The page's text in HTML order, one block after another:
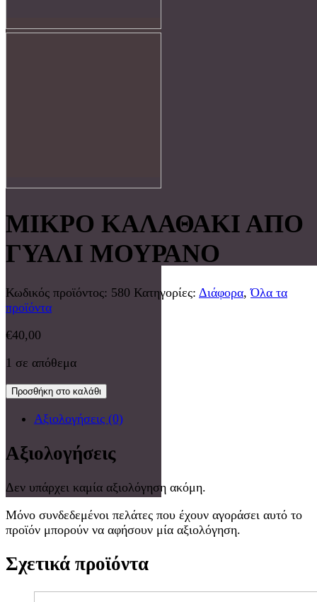
ΜΙΚΡΟ ΚΑΛΑΘΑΚΙ ΑΠΟ
ΓΥΑΛΙ ΜΟΥΡΑΝΟ
Κωδικός προϊόντος: 580 Κατηγορίες: Διάφορα,Όλα τα
προϊόντα
€40,00
1 σε απόθεμα
Προσθήκη στο καλάθι
Αξιολογήσεις (0)
Αξιολογήσεις
Δεν υπάρχει καμία αξιολόγηση ακόμη.
Μόνο συνδεδεμένοι πελάτες που έχουν αγοράσει αυτό το
προϊόν μπορούν να αφήσουν μία αξιολόγηση.
Σχετικά προϊόντα